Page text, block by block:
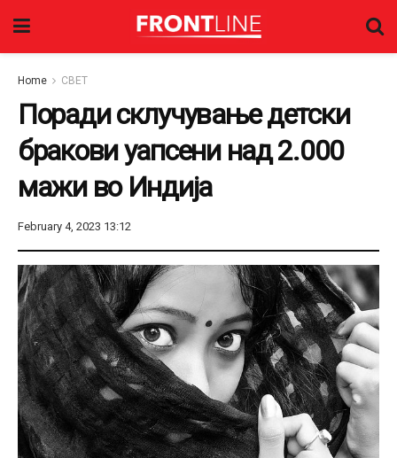
Home СВЕТ
Поради склучување детски
бракови уапсени над 2.000
мажи во Индија
February 4, 2023 13:12